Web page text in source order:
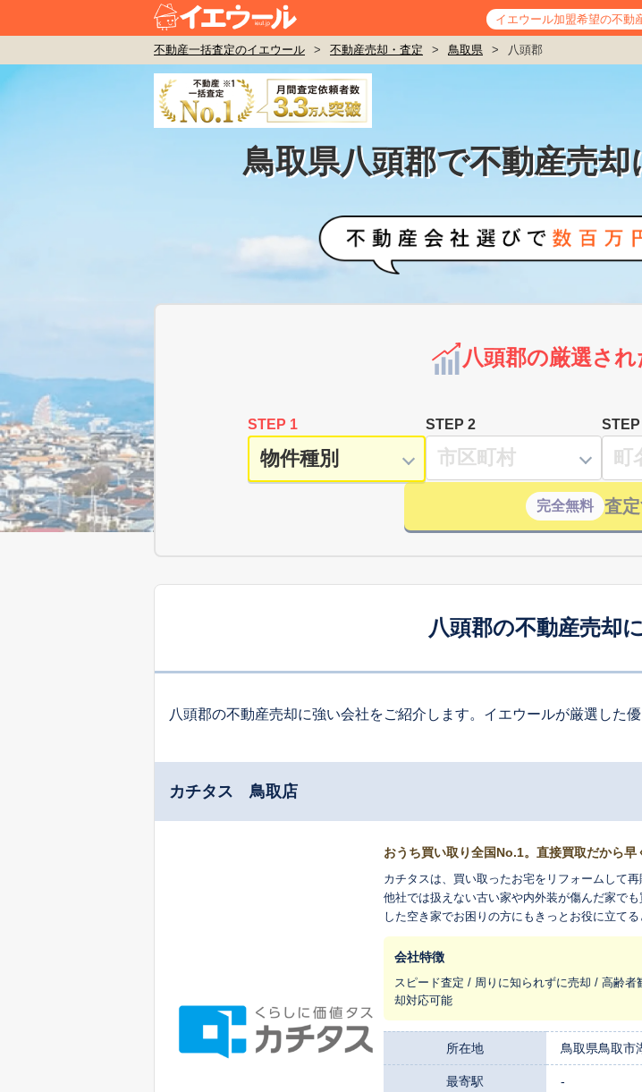
イエウール加盟希望の不動
不動産一括査定のイエウール > 不動産売却・査定 > 鳥取県 > 八頭郡
鳥取県八頭郡で不動産売
八頭郡の厳選さ
STEP 1 STEP 2
完全無料 査
八頭郡の不動産売却
八頭郡の不動産売却に強い会社をご紹介します。イエウールが厳選した
カチタス 鳥取店
おうち買い取り全国No.1。直接買取だから早
カチタスは、買い取ったお宅をリフォームして
他社では扱えない古い家や内外装が傷んだ家で
した空き家でお困りの方にもきっとお役に立て
まれ変わらせ、長く住みつなぐお手伝いをさせ
会社特徴
スピード査定 / 周りに知られずに売却 / 高齢
却対応可能
所在地 鳥取県鳥取市
最寄駅 -